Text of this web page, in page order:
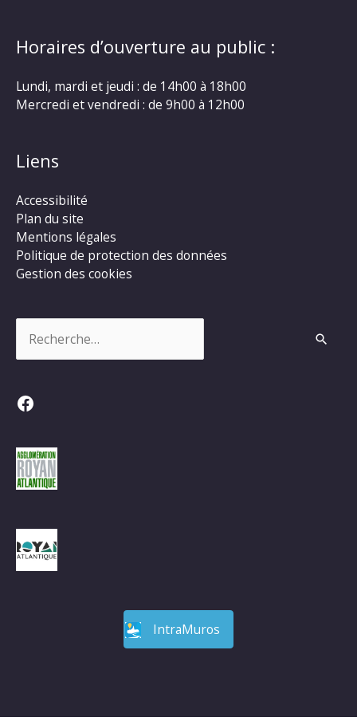
Horaires d’ouverture au public :
Lundi, mardi et jeudi : de 14h00 à 18h00
Mercredi et vendredi : de 9h00 à 12h00
Liens
Accessibilité
Plan du site
Mentions légales
Politique de protection des données
Gestion des cookies
Facebook
IntraMuros